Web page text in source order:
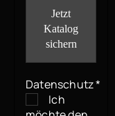
Datenschutz*
Ich